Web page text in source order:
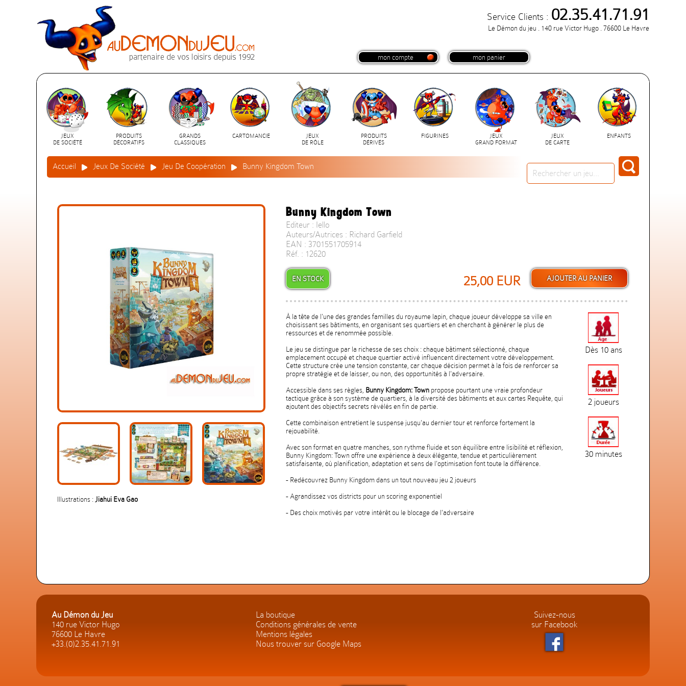
Service Clients : 02.35.41.71.91
Le Démon du jeu . 140 rue Victor Hugo . 76600 Le Havre
mon compte mon panier
JEUX
DE SOCIÉTÉ
PRODUITS
DÉCORATIFS
GRANDS
CLASSIQUES
CARTOMANCIE
JEUX
DE RÔLE
PRODUITS
DÉRIVÉS
FIGURINES
JEUX
GRAND FORMAT
JEUX
DE CARTE
ENFANTS
Accueil Jeux De Société Jeu De Coopération Bunny Kingdom Town
Illustrations : Jiahui Eva Gao
Bunny Kingdom Town
Editeur : Iello
Auteurs/Autrices : Richard Garfield
EAN : 3701551705914
Réf. : 12620
EN STOCK 25,00 EUR
À la tête de l'une des grandes familles du royaume lapin, chaque joueur développe sa ville en
choisissant ses bâtiments, en organisant ses quartiers et en cherchant à générer le plus de
ressources et de renommée possible.
Le jeu se distingue par la richesse de ses choix : chaque bâtiment sélectionné, chaque
emplacement occupé et chaque quartier activé influencent directement votre développement.
Cette structure crée une tension constante, car chaque décision permet à la fois de renforcer sa
propre stratégie et de laisser, ou non, des opportunités à l'adversaire.
Accessible dans ses règles, Bunny Kingdom: Town propose pourtant une vraie profondeur
tactique grâce à son système de quartiers, à la diversité des bâtiments et aux cartes Requête, qui
ajoutent des objectifs secrets révélés en fin de partie.
Cette combinaison entretient le suspense jusqu'au dernier tour et renforce fortement la
rejouabilité.
Avec son format en quatre manches, son rythme fluide et son équilibre entre lisibilité et réflexion,
Bunny Kingdom: Town offre une expérience à deux élégante, tendue et particulièrement
satisfaisante, où planification, adaptation et sens de l'optimisation font toute la différence.
- Redécouvrez Bunny Kingdom dans un tout nouveau jeu 2 joueurs
- Agrandissez vos districts pour un scoring exponentiel
- Des choix motivés par votre intérêt ou le blocage de l'adversaire
Dès 10 ans
2 joueurs
30 minutes
Au Démon du Jeu
140 rue Victor Hugo
76600 Le Havre
+33.(0)2.35.41.71.91
La boutique
Conditions générales de vente
Mentions légales
Nous trouver sur Google Maps
Suivez-nous
sur Facebook